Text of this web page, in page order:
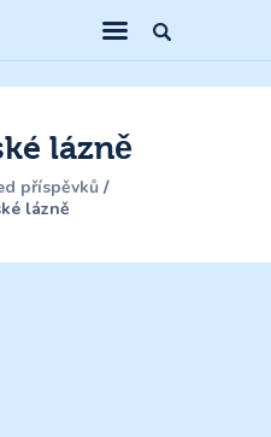
lázně
příspěvků
lázně